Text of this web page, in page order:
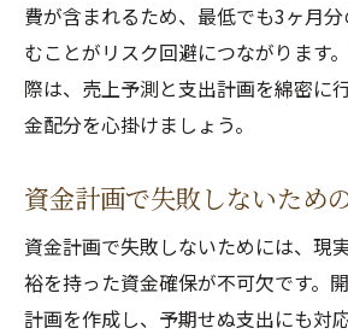
費が含まれるため、最低でも3ヶ月
むことがリスク回避につながります
際は、売上予測と支出計画を綿密に
金配分を心掛けましょう。
資金計画で失敗しないため
資金計画で失敗しないためには、現
裕を持った資金確保が不可欠です。
計画を作成し、予期せぬ支出にも対